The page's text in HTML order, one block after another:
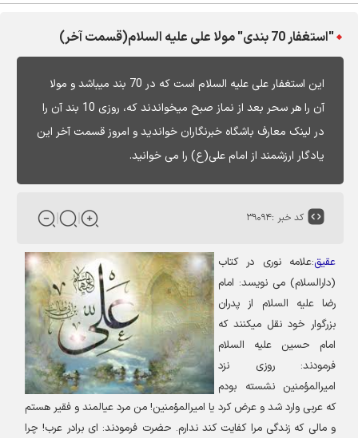
"استغفار 70 بندی" مولا علی علیه السلام(قسمت آخر)
این استغفار علی علیه السلام است که در 70 بند میباشد و مولا
آن را هر سحر بعد از نماز صبح میخواندند که، روزی 10 بند آن را
در لینک معارف باشگاه خبرنگاران خواندید و امروز قسمت آخر این
یادگار ارزشمند از امام علی(ع) را می خوانید.
کد خبر :۳۹۰۹۴
عقیق:علامه نوری در کتاب
(دارالسلام) می نویسد: امام
رضا علیه السلام از پدران
بزرگوار خود نقل میکنند که
امام حسین علیه السلام
فرمودند: روزی نزد
امیرالمؤمنین نشسته بودم
که عربی وارد شد و عرض کرد یا امیرالمؤمنین! من مرد عیالمند و فقیر هستم
و مالی که زندگی مرا کفایت کند ندارم. حضرت فرمودند: ای برادر عرب! چرا